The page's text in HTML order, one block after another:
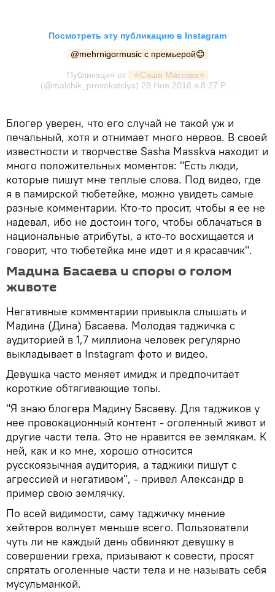
Посмотреть эту публикацию в Instagram
@mehrnigormusic с премьерой😊
Публикация от
⭐️Саша Массква⭐️
(@malchik_provokatciya) 28 Ноя 2018 в 8:27 PST
Блогер уверен, что его случай не такой уж и
печальный, хотя и отнимает много нервов. В своей
известности и творчестве Sasha Masskva находит и
много положительных моментов: "Есть люди,
которые пишут мне теплые слова. Под видео, где
я в памирской тюбетейке, можно увидеть самые
разные комментарии. Кто-то просит, чтобы я ее не
надевал, ибо не достоин того, чтобы облачаться в
национальные атрибуты, а кто-то восхищается и
говорит, что тюбетейка мне идет и я красавчик".
Мадина Басаева и споры о голом
животе
Негативные комментарии привыкла слышать и
Мадина (Дина) Басаева. Молодая таджичка с
аудиторией в 1,7 миллиона человек регулярно
выкладывает в Instagram фото и видео.
Девушка часто меняет имидж и предпочитает
короткие обтягивающие топы.
"Я знаю блогера Мадину Басаеву. Для таджиков у
нее провокационный контент - оголенный живот и
другие части тела. Это не нравится ее землякам. К
ней, как и ко мне, хорошо относится
русскоязычная аудитория, а таджики пишут с
агрессией и негативом", - привел Александр в
пример свою землячку.
По всей видимости, саму таджичку мнение
хейтеров волнует меньше всего. Пользователи
чуть ли не каждый день обвиняют девушку в
совершении греха, призывают к совести, просят
спрятать оголенные части тела и не называть себя
мусульманкой.